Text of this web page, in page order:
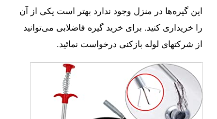
این گیره‌ها در منزل وجود ندارد بهتر است یکی از آن
را خریداری کنید. برای خرید گیره فاضلابی می‌توانید
از شرکتهای لوله بازکنی درخواست نمائید.